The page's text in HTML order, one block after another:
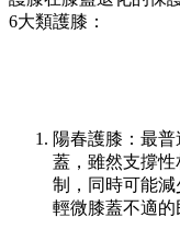
6大類護膝：
陽春護膝：最
蓋，雖然支撐
制，同時可能
輕微膝蓋不適的